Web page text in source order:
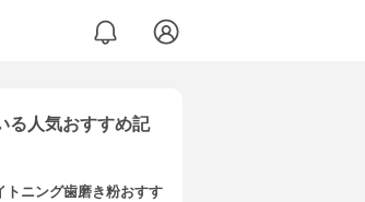
る人気おすすめ記
トニング歯磨き粉おすす